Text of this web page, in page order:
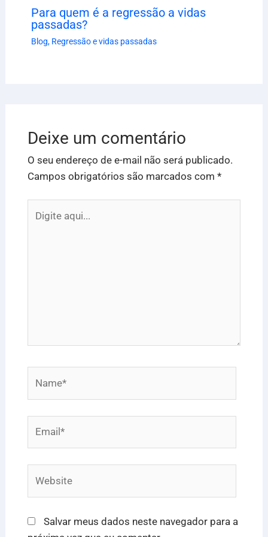
Para quem é a regressão a vidas
passadas?
Blog, Regressão e vidas passadas
Deixe um comentário
O seu endereço de e-mail não será publicado.
Campos obrigatórios são marcados com *
aqui...
Salvar meus dados neste navegador para a